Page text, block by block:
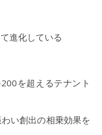
進化している
を超えるテナント
い創出の相乗効果を